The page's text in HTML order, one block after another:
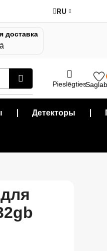
RU
доставка
Pieslēgties
Детекторы